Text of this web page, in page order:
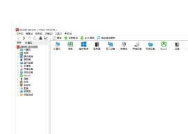
在开始下面的教程之前，小编
的默认传感器面板图，如下图7
符合小编的审美，接下来小编
使用皮肤让它来个“大变身”。
软件检测矿卡，本文向大家作简单介